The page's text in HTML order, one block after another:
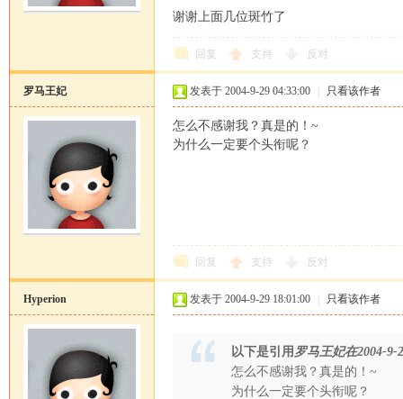
谢谢上面几位斑竹了
回复 支持 反对
罗马王妃 发表于 2004-9-29 04:33:00 只看该作者
怎么不感谢我？真是的！~
为什么一定要个头衔呢？
回复 支持 反对
Hyperion 发表于 2004-9-29 18:01:00 只看该作者
以下是引用 罗马王妃在2004-9-
怎么不感谢我？真是的！~
为什么一定要个头衔呢？